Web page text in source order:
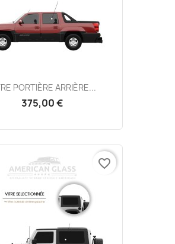
PORTIÈRE ARRIÈRE...
375,00 €
favorite_border